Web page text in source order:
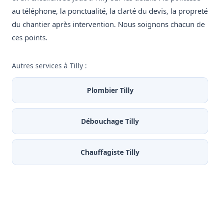
au téléphone, la ponctualité, la clarté du devis, la propreté
du chantier après intervention. Nous soignons chacun de
ces points.
Autres services à Tilly :
Plombier Tilly
Débouchage Tilly
Chauffagiste Tilly